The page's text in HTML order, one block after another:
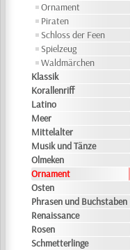
Ornament
Piraten
Schloss der Feen
Spielzeug
Waldmärchen
Klassik
Korallenriff
Latino
Meer
Mittelalter
Musik und Tänze
Olmeken
Ornament
Osten
Phrasen und Buchstaben
Renaissance
Rosen
Schmetterlinge